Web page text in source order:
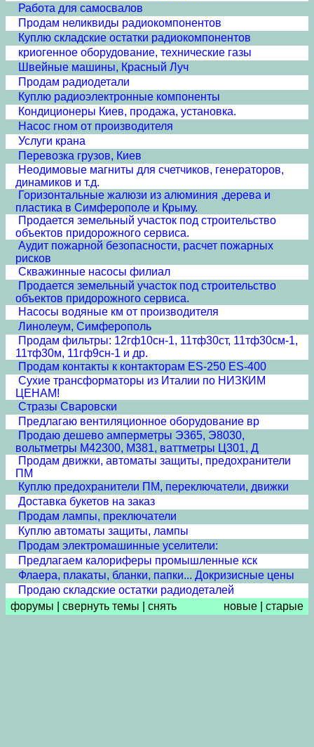
Работа для самосвалов
Продам неликвиды радиокомпонентов
Куплю складские остатки радиокомпонентов
криогенное оборудование, технические газы
Швейные машины, Красный Луч
Продам радиодетали
Куплю радиоэлектронные компоненты
Кондиционеры Киев, продажа, установка.
Насос гном от производителя
Услуги крана
Перевозка грузов, Киев
Неодимовые магниты для счетчиков, генераторов,
динамиков и т.д.
Горизонтальные жалюзи из алюминия ,дерева и
пластика в Симферополе и Крыму.
Продается земельный участок под строительство
объектов придорожного сервиса.
Аудит пожарной безопасности, расчет пожарных
рисков
Скважинные насосы филиал
Продается земельный участок под строительство
объектов придорожного сервиса.
Насосы водяные км от производителя
Линолеум, Симферополь
Продам фильтры: 12гф10сн-1, 11тф30ст, 11тф30см-1,
11тф30м, 11гф9сн-1 и др.
Продам контакты к контакторам ES-250 ES-400
Сухие трансформаторы из Италии по НИЗКИМ
ЦЕНАМ!
Стразы Сваровски
Предлагаю вентиляционное оборудование вр
Продаю дешево амперметры Э365, Э8030,
вольтметры М42300, М381, ваттметры Ц301, Д
Продам движки, автоматы защиты, предохранители
ПМ
Куплю предохранители ПМ, переключатели, движки
Доставка букетов на заказ
Продам лампы, преключатели
Куплю автоматы защиты, лампы
Продам электромашинные уселители:
Предлагаем калориферы промышленные кск
Флаера, плакаты, бланки, папки... Докризисные цены
Продаю складские остатки радиодеталей
форумы
свернуть темы снять новые старые